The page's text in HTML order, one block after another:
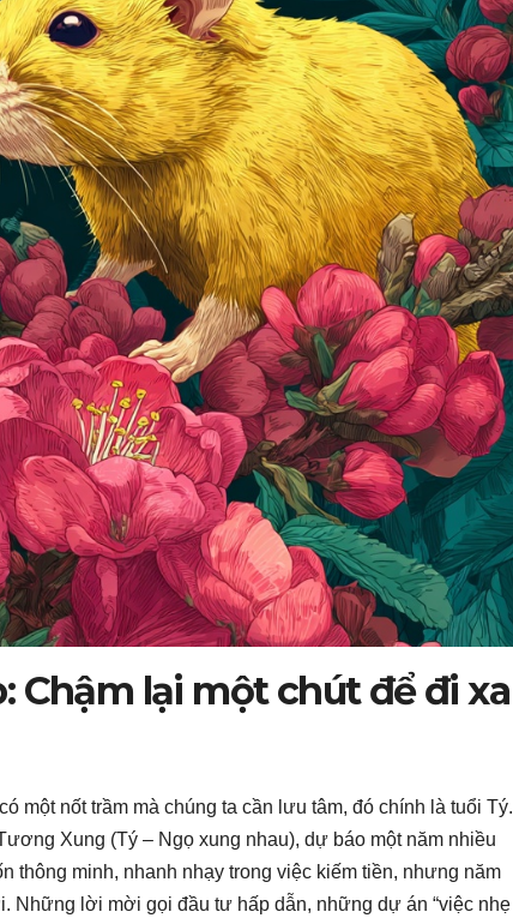
Chậm lại một chút để đi xa
nốt trầm mà chúng ta cần lưu tâm, đó chính là tuổi Tý.
Xung (Tý – Ngọ xung nhau), dự báo một năm nhiều
thông minh, nhanh nhạy trong việc kiếm tiền, nhưng năm
Những lời mời gọi đầu tư hấp dẫn, những dự án “việc nhẹ